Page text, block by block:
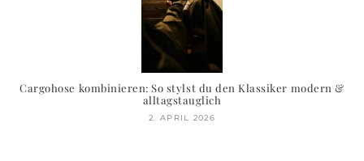
Cargohose kombinieren: So stylst du den Klassiker modern &
alltagstauglich
2. APRIL 2026